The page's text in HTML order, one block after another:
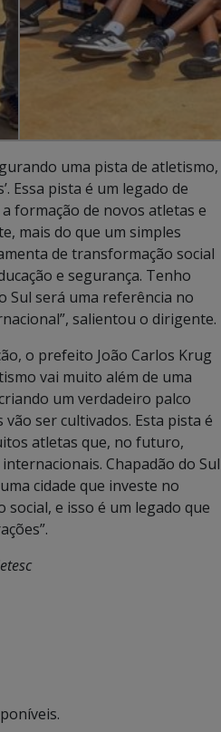
uma pista de atletismo,
Essa pista é um legado de
formação de novos atletas e
mais do que um simples
de transformação social
e segurança. Tenho
Sul será uma referência no
salientou o dirigente.
o prefeito João Carlos Krug
vai muito além de uma
um verdadeiro palco
ser cultivados. Esta pista é
atletas que, no futuro,
Chapadão do Sul
cidade que investe no
e isso é um legado que